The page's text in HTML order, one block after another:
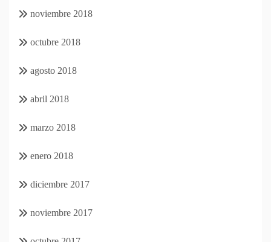
noviembre 2018
octubre 2018
agosto 2018
abril 2018
marzo 2018
enero 2018
diciembre 2017
noviembre 2017